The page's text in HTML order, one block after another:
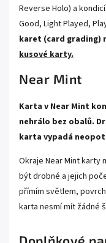
Reverse Holo) a
Good, Light Played,
karet (card grading)
kusové karty.
Near Mint
Karta v Near Mint
nehrálo bez obalů.
karta vypadá
Okraje Near Mint karty
být drobné a jejich
přímím světlem,
karta nesmí mít žádné